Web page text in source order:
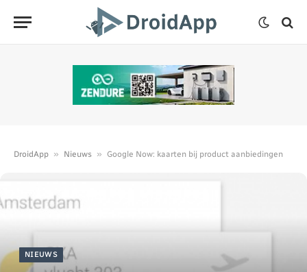
DroidApp » Nieuws » Google Now: kaarten bij product aanbiedingen
NIEUWS